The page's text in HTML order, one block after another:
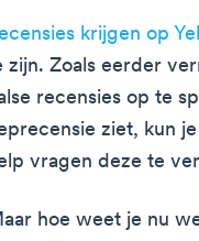
krijgen op
zijn. Zoals eerder
recensies op te
ziet, kun
vragen deze te
hoe weet je nu